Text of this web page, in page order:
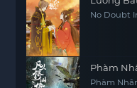
No Doubt
Phàm
Phàm